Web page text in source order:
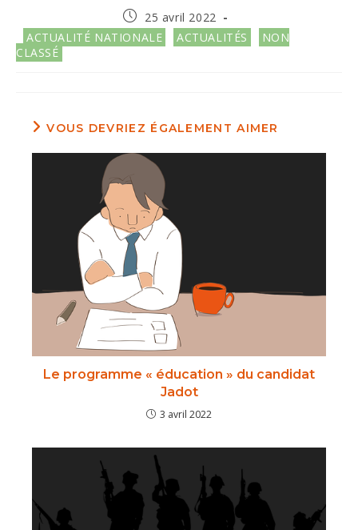
Publication
publiée :
25 avril 2022
Post
category:
ACTUALITÉ NATIONALE ACTUALITÉS
NON
CLASSÉ
VOUS DEVRIEZ ÉGALEMENT AIMER
Le programme « éducation » du candidat
Jadot
3 avril 2022